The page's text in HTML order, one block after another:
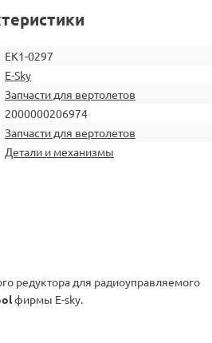
EK1-0297
E-Sky
Запчасти для вертолетов
2000000206974
Запчасти для вертолетов
Детали и механизмы
редуктора для радиоуправляемого
фирмы E-sky.